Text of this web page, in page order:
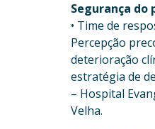
Segurança do
• Time de
Percepção
deterioração
estratégia de
– Hospital
Velha.